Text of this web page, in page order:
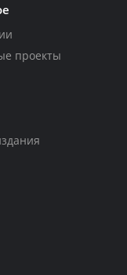
проекты